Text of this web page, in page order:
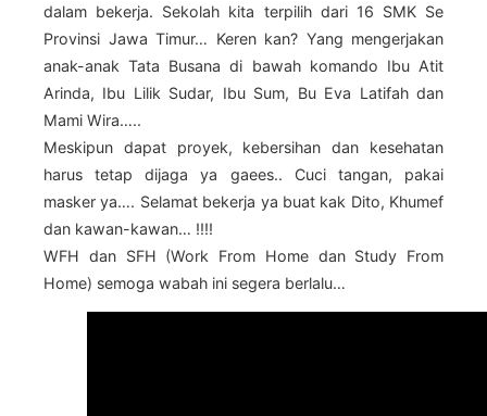
dalam bekerja. Sekolah kita terpilih dari 16 SMK Se
Provinsi Jawa Timur… Keren kan? Yang mengerjakan
anak-anak Tata Busana di bawah komando Ibu Atit
Arinda, Ibu Lilik Sudar, Ibu Sum, Bu Eva Latifah dan
Mami Wira…..
Meskipun dapat proyek, kebersihan dan kesehatan
harus tetap dijaga ya gaees.. Cuci tangan, pakai
masker ya…. Selamat bekerja ya buat kak Dito, Khumef
dan kawan-kawan… !!!!
WFH dan SFH (Work From Home dan Study From
Home) semoga wabah ini segera berlalu…